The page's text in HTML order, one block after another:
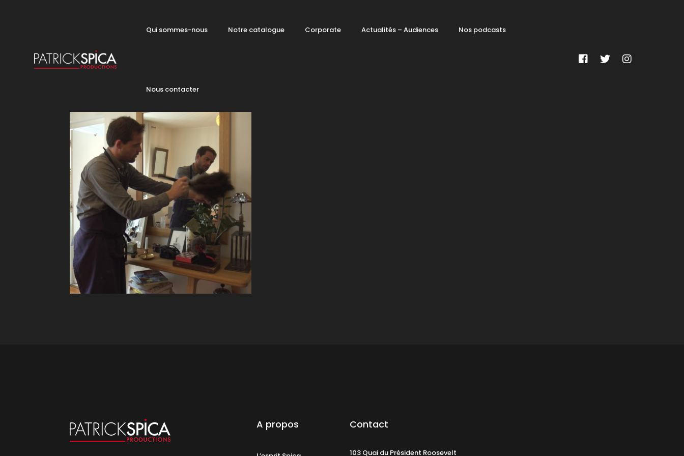
Qui sommes-nous Notre catalogue Corporate Actualités – Audiences Nos podcasts
Nous contacter
A propos Contact
103 Quai du Président Roosevelt